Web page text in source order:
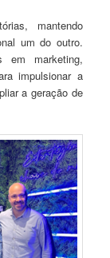
mantendo
um do outro.
em marketing,
impulsionar a
a geração de